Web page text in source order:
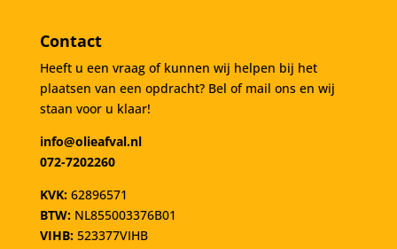
Contact
Heeft u een vraag of kunnen wij helpen bij het
plaatsen van een opdracht? Bel of mail ons en wij
staan voor u klaar!
info@olieafval.nl
072-7202260
KVK: 62896571
BTW: NL855003376B01
VIHB:523377VIHB